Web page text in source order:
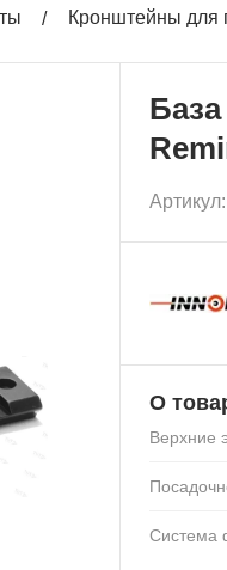
Кронштейны для
Артикул:
О
Верхние
Система